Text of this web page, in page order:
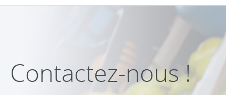
Contactez-nous !